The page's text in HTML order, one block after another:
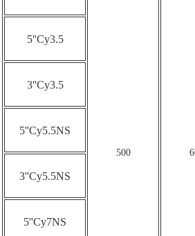
500
5''Cy3.5
3''Cy3.5
5''Cy5.5NS
3''Cy5.5NS
5''Cy7NS